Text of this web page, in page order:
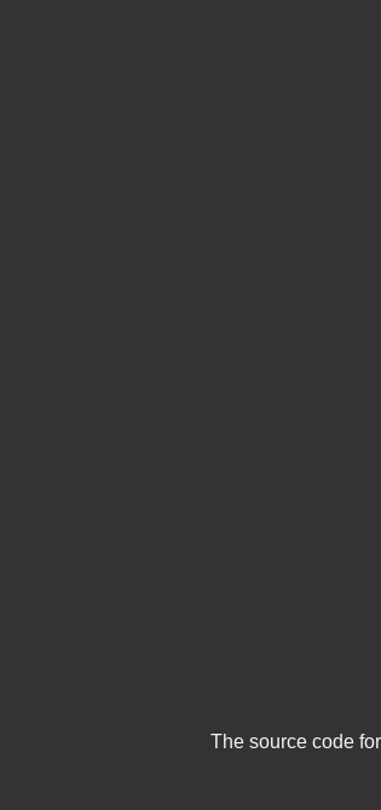
The source code